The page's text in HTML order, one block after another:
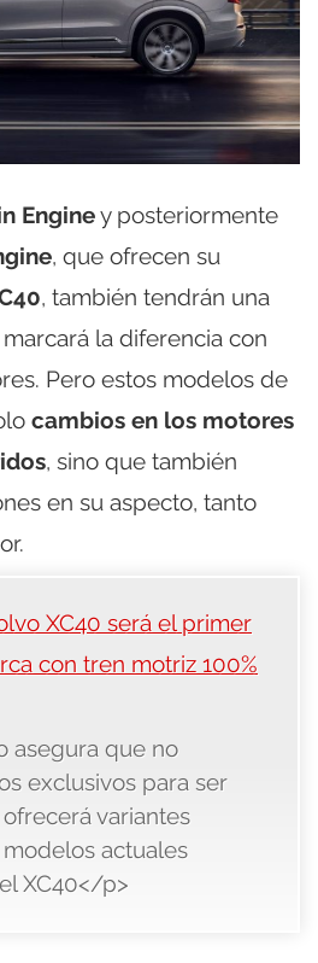
Enginey posteriormente
, que ofrecen su
, también tendrán una
la diferencia con
Pero estos modelos de
cambios en los motores
, sino que también
en su aspecto, tanto
XC40 será el primer
con tren motriz 100%
asegura que no
exclusivos para ser
variantes
actuales
XC40</p>